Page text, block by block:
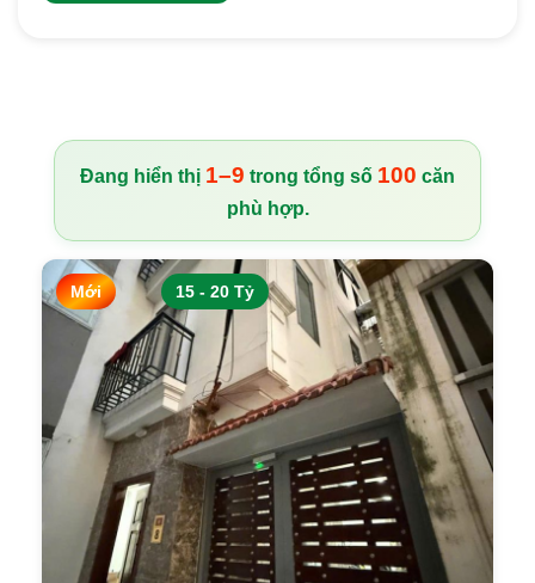
Đang hiển thị 1–9 trong tổng số 100 căn
phù hợp.
Mới 15 - 20 Tỷ